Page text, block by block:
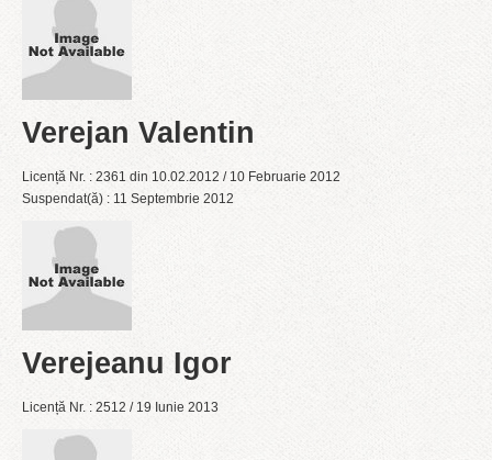
Verejan Valentin
Licență Nr. : 2361 din 10.02.2012 / 10 Februarie 2012
Suspendat(ă) : 11 Septembrie 2012
Verejeanu Igor
Licență Nr. : 2512 / 19 Iunie 2013